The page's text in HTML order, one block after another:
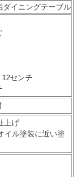
ダイニングテーブル
センチ
上げ
イル塗装に近い塗